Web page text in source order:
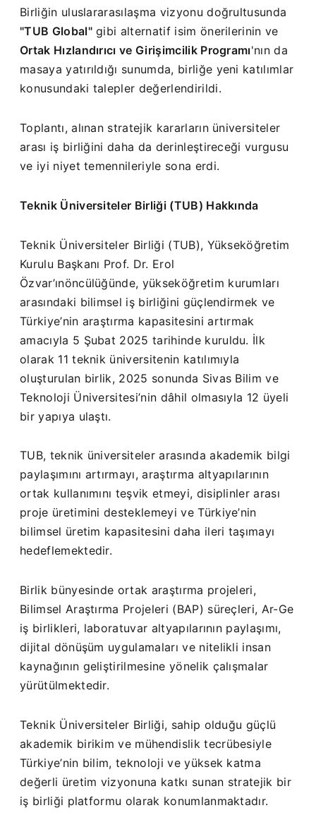
Birliğin uluslararasılaşma vizyonu doğrultusunda
"TUB Global"gibi alternatif isim önerilerinin ve
Ortak Hızlandırıcı ve Girişimcilik Programı'nın da
masaya yatırıldığı sunumda, birliğe yeni katılımlar
konusundaki talepler değerlendirildi.
Toplantı, alınan stratejik kararların üniversiteler
arası iş birliğini daha da derinleştireceği vurgusu
ve iyi niyet temennileriyle sona erdi.
Teknik Üniversiteler Birliği (TUB) Hakkında
Teknik Üniversiteler Birliği (TUB), Yükseköğretim
Kurulu Başkanı Prof. Dr. Erol
Özvar’ınöncülüğünde, yükseköğretim kurumları
arasındaki bilimsel iş birliğini güçlendirmek ve
Türkiye’nin araştırma kapasitesini artırmak
amacıyla 5 Şubat 2025 tarihinde kuruldu. İlk
olarak 11 teknik üniversitenin katılımıyla
oluşturulan birlik, 2025 sonunda Sivas Bilim ve
Teknoloji Üniversitesi’nin dâhil olmasıyla 12 üyeli
bir yapıya ulaştı.
TUB, teknik üniversiteler arasında akademik bilgi
paylaşımını artırmayı, araştırma altyapılarının
ortak kullanımını teşvik etmeyi, disiplinler arası
proje üretimini desteklemeyi ve Türkiye’nin
bilimsel üretim kapasitesini daha ileri taşımayı
hedeflemektedir.
Birlik bünyesinde ortak araştırma projeleri,
Bilimsel Araştırma Projeleri (BAP) süreçleri, Ar-Ge
iş birlikleri, laboratuvar altyapılarının paylaşımı,
dijital dönüşüm uygulamaları ve nitelikli insan
kaynağının geliştirilmesine yönelik çalışmalar
yürütülmektedir.
Teknik Üniversiteler Birliği, sahip olduğu güçlü
akademik birikim ve mühendislik tecrübesiyle
Türkiye’nin bilim, teknoloji ve yüksek katma
değerli üretim vizyonuna katkı sunan stratejik bir
iş birliği platformu olarak konumlanmaktadır.